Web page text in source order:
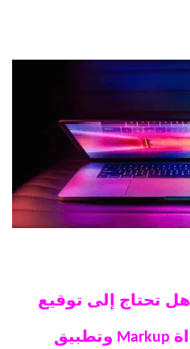
تحتاج إلى توقيع
وثيقة مهمة؟ تعمل أداة Markup وتطبيق